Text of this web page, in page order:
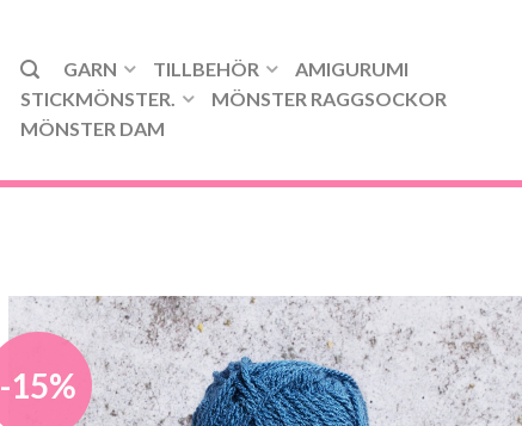
GARN TILLBEHÖR
AMIGURUMI
STICKMÖNSTER.
MÖNSTER RAGGSOCKOR
MÖNSTER DAM
-15%